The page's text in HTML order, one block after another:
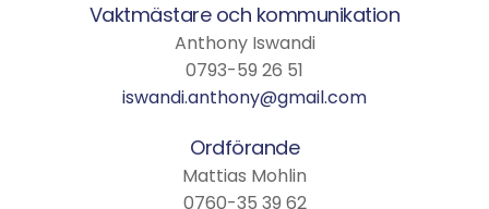
Vaktmästare och kommunikation
Anthony Iswandi
0793-59 26 51
iswandi.anthony@gmail.com
Ordförande
Mattias Mohlin
0760-35 39 62